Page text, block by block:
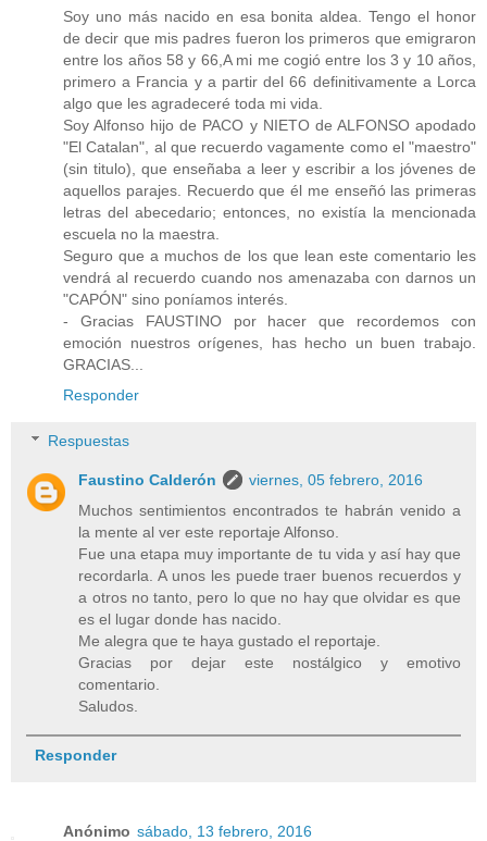
Soy uno más nacido en esa bonita aldea. Tengo el honor
de decir que mis padres fueron los primeros que emigraron
entre los años 58 y 66,A mi me cogió entre los 3 y 10 años,
primero a Francia y a partir del 66 definitivamente a Lorca
algo que les agradeceré toda mi vida.
Soy Alfonso hijo de PACO y NIETO de ALFONSO apodado
"El Catalan", al que recuerdo vagamente como el "maestro"
(sin titulo), que enseñaba a leer y escribir a los jóvenes de
aquellos parajes. Recuerdo que él me enseñó las primeras
letras del abecedario; entonces, no existía la mencionada
escuela no la maestra.
Seguro que a muchos de los que lean este comentario les
vendrá al recuerdo cuando nos amenazaba con darnos un
"CAPÓN" sino poníamos interés.
- Gracias FAUSTINO por hacer que recordemos con
emoción nuestros orígenes, has hecho un buen trabajo.
GRACIAS...
Responder
Respuestas
Faustino Calderón
viernes, 05 febrero, 2016
Muchos sentimientos encontrados te habrán venido a
la mente al ver este reportaje Alfonso.
Fue una etapa muy importante de tu vida y así hay que
recordarla. A unos les puede traer buenos recuerdos y
a otros no tanto, pero lo que no hay que olvidar es que
es el lugar donde has nacido.
Me alegra que te haya gustado el reportaje.
Gracias por dejar este nostálgico y emotivo
comentario.
Saludos.
Responder
Anónimo sábado, 13 febrero, 2016